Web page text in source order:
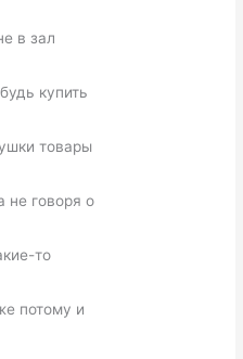
в зал
купить
товары
говоря о
то
потому и